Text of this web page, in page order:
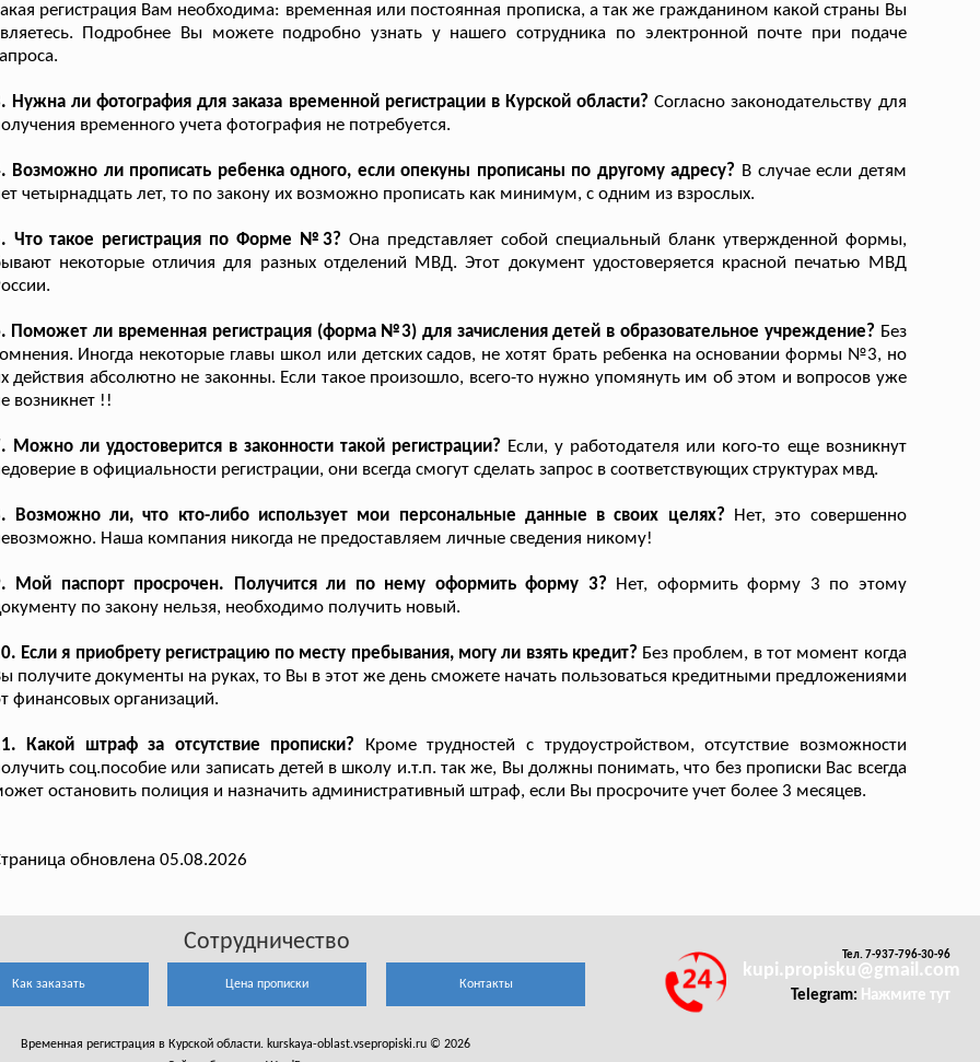
регистрация Вам необходима: временная или постоянная прописка, а так же гражданином какой страны Вы
Подробнее Вы можете подробно узнать у нашего сотрудника по электронной почте при подаче
Нужна ли фотография для заказа временной регистрации в Курской области? Согласно законодательству для
временного учета фотография не потребуется.
Возможно ли прописать ребенка одного, если опекуны прописаны по другому адресу? В случае если детям
четырнадцать лет, то по закону их возможно прописать как минимум, с одним из взрослых.
Что такое регистрация по Форме №3? Она представляет собой специальный бланк утвержденной формы,
некоторые отличия для разных отделений МВД. Этот документ удостоверяется красной печатью МВД
Поможет ли временная регистрация (форма №3) для зачисления детей в образовательное учреждение? Без
Иногда некоторые главы школ или детских садов, не хотят брать ребенка на основании формы №3, но
действия абсолютно не законны. Если такое произошло, всего-то нужно упомянуть им об этом и вопросов уже
возникнет !!
Можно ли удостоверится в законности такой регистрации? Если, у работодателя или кого-то еще возникнут
в официальности регистрации, они всегда смогут сделать запрос в соответствующих структурах мвд.
Возможно ли, что кто-либо использует мои персональные данные в своих целях? Нет, это совершенно
Наша компания никогда не предоставляем личные сведения никому!
Мой паспорт просрочен. Получится ли по нему оформить форму 3? Нет, оформить форму 3 по этому
по закону нельзя, необходимо получить новый.
Если я приобрету регистрацию по месту пребывания, могу ли взять кредит? Без проблем, в тот момент когда
получите документы на руках, то Вы в этот же день сможете начать пользоваться кредитными предложениями
финансовых организаций.
Какой штраф за отсутствие прописки? Кроме трудностей с трудоустройством, отсутствие возможности
соц.пособие или записать детей в школу и.т.п. так же, Вы должны понимать, что без прописки Вас всегда
остановить полиция и назначить административный штраф, если Вы просрочите учет более 3 месяцев.
обновлена 05.08.2026
Сотрудничество
Как заказать Цена прописки Контакты
Тел. 7-937-796-30-96
kupi.propisku@gmail.com
Telegram: Нажмите тут
Временная регистрация в Курской области. kurskaya-oblast.vsepropiski.ru © 2026